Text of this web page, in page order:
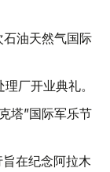
油天然气国际
厂开业典礼。
塔”国际军乐节
在纪念阿拉木